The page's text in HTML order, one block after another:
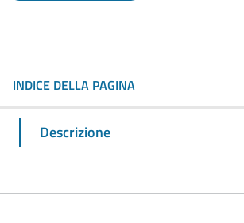
INDICE DELLA PAGINA
Descrizione